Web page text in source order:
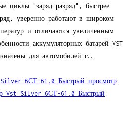
циклы "заряд-разряд", быстрее
уверенно работают в широком
и отличаются увеличенным
аккумуляторных батарей VST
для автомобилей с…
Быстрый просмотр
Быстрый